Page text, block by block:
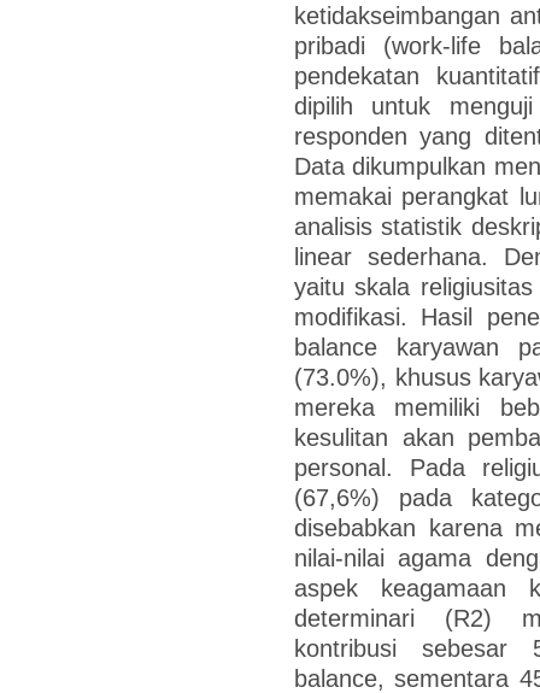
ketidakseimbangan
pribadi (work-life
pendekatan
dipilih untuk
responden yang
Data dikumpulkan
memakai perangkat
analisis statistik
linear sederhana.
yaitu skala
modifikasi. Hasil
balance karyawan
(73.0%), khusus
mereka memiliki
kesulitan akan
personal. Pada
(67,6%) pada
disebabkan karena
nilai-nilai agama
aspek keagamaan
determinari (R2)
kontribusi sebesar
balance, sementara